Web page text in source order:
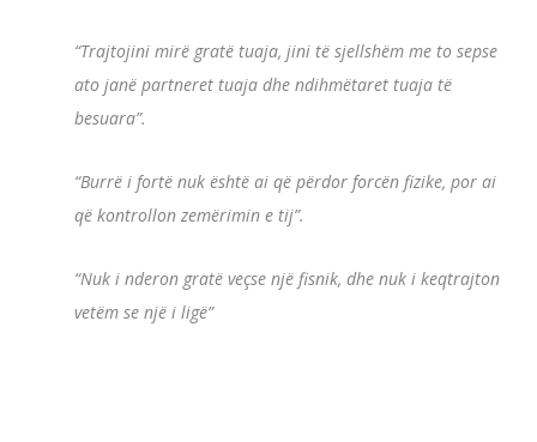
“Trajtojini mirë gratë tuaja, jini të sjellshëm me to sepse
ato janë partneret tuaja dhe ndihmëtaret tuaja të
besuara”.
“Burrë i fortë nuk është ai që përdor forcën fizike, por ai
që kontrollon zemërimin e tij”.
“Nuk i nderon gratë veçse një fisnik, dhe nuk i keqtrajton
vetëm se një i ligë”